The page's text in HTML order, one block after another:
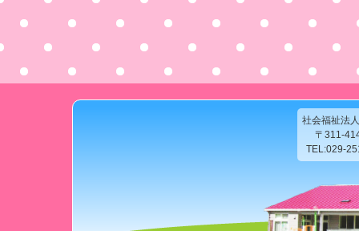
社会福祉法
〒311-
TEL:029-